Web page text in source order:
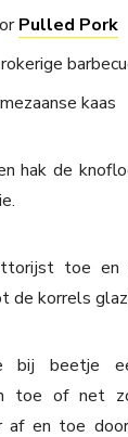
Pulled Pork
kaas
hak de
toe
de korrels
bij beetje
toe of net
af en toe